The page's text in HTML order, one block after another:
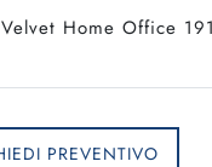
Home Office
PREVENTIVO